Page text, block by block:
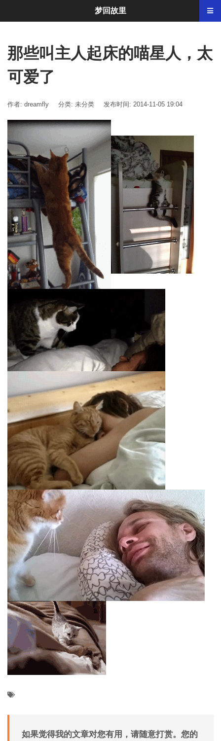
那些叫主人起床的喵星人，太
可爱了
作者: dreamfly 分类: 未分类 发布时间: 2014-11-05 19:04
如果觉得我的文章对您有用，请随意打赏。您的
梦回故里